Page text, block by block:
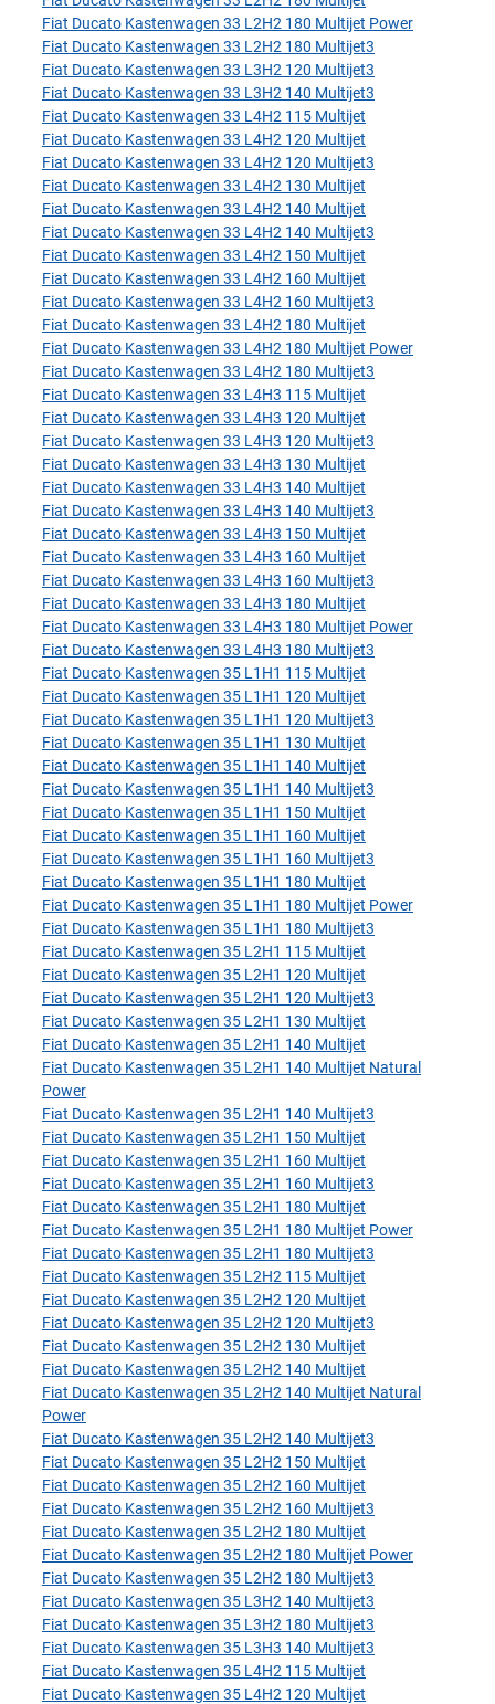
Fiat Ducato Kastenwagen 33 L2H2 180 Multijet Power
Fiat Ducato Kastenwagen 33 L2H2 180 Multijet3
Fiat Ducato Kastenwagen 33 L3H2 120 Multijet3
Fiat Ducato Kastenwagen 33 L3H2 140 Multijet3
Fiat Ducato Kastenwagen 33 L4H2 115 Multijet
Fiat Ducato Kastenwagen 33 L4H2 120 Multijet
Fiat Ducato Kastenwagen 33 L4H2 120 Multijet3
Fiat Ducato Kastenwagen 33 L4H2 130 Multijet
Fiat Ducato Kastenwagen 33 L4H2 140 Multijet
Fiat Ducato Kastenwagen 33 L4H2 140 Multijet3
Fiat Ducato Kastenwagen 33 L4H2 150 Multijet
Fiat Ducato Kastenwagen 33 L4H2 160 Multijet
Fiat Ducato Kastenwagen 33 L4H2 160 Multijet3
Fiat Ducato Kastenwagen 33 L4H2 180 Multijet
Fiat Ducato Kastenwagen 33 L4H2 180 Multijet Power
Fiat Ducato Kastenwagen 33 L4H2 180 Multijet3
Fiat Ducato Kastenwagen 33 L4H3 115 Multijet
Fiat Ducato Kastenwagen 33 L4H3 120 Multijet
Fiat Ducato Kastenwagen 33 L4H3 120 Multijet3
Fiat Ducato Kastenwagen 33 L4H3 130 Multijet
Fiat Ducato Kastenwagen 33 L4H3 140 Multijet
Fiat Ducato Kastenwagen 33 L4H3 140 Multijet3
Fiat Ducato Kastenwagen 33 L4H3 150 Multijet
Fiat Ducato Kastenwagen 33 L4H3 160 Multijet
Fiat Ducato Kastenwagen 33 L4H3 160 Multijet3
Fiat Ducato Kastenwagen 33 L4H3 180 Multijet
Fiat Ducato Kastenwagen 33 L4H3 180 Multijet Power
Fiat Ducato Kastenwagen 33 L4H3 180 Multijet3
Fiat Ducato Kastenwagen 35 L1H1 115 Multijet
Fiat Ducato Kastenwagen 35 L1H1 120 Multijet
Fiat Ducato Kastenwagen 35 L1H1 120 Multijet3
Fiat Ducato Kastenwagen 35 L1H1 130 Multijet
Fiat Ducato Kastenwagen 35 L1H1 140 Multijet
Fiat Ducato Kastenwagen 35 L1H1 140 Multijet3
Fiat Ducato Kastenwagen 35 L1H1 150 Multijet
Fiat Ducato Kastenwagen 35 L1H1 160 Multijet
Fiat Ducato Kastenwagen 35 L1H1 160 Multijet3
Fiat Ducato Kastenwagen 35 L1H1 180 Multijet
Fiat Ducato Kastenwagen 35 L1H1 180 Multijet Power
Fiat Ducato Kastenwagen 35 L1H1 180 Multijet3
Fiat Ducato Kastenwagen 35 L2H1 115 Multijet
Fiat Ducato Kastenwagen 35 L2H1 120 Multijet
Fiat Ducato Kastenwagen 35 L2H1 120 Multijet3
Fiat Ducato Kastenwagen 35 L2H1 130 Multijet
Fiat Ducato Kastenwagen 35 L2H1 140 Multijet
Fiat Ducato Kastenwagen 35 L2H1 140 Multijet Natural
Power
Fiat Ducato Kastenwagen 35 L2H1 140 Multijet3
Fiat Ducato Kastenwagen 35 L2H1 150 Multijet
Fiat Ducato Kastenwagen 35 L2H1 160 Multijet
Fiat Ducato Kastenwagen 35 L2H1 160 Multijet3
Fiat Ducato Kastenwagen 35 L2H1 180 Multijet
Fiat Ducato Kastenwagen 35 L2H1 180 Multijet Power
Fiat Ducato Kastenwagen 35 L2H1 180 Multijet3
Fiat Ducato Kastenwagen 35 L2H2 115 Multijet
Fiat Ducato Kastenwagen 35 L2H2 120 Multijet
Fiat Ducato Kastenwagen 35 L2H2 120 Multijet3
Fiat Ducato Kastenwagen 35 L2H2 130 Multijet
Fiat Ducato Kastenwagen 35 L2H2 140 Multijet
Fiat Ducato Kastenwagen 35 L2H2 140 Multijet Natural
Power
Fiat Ducato Kastenwagen 35 L2H2 140 Multijet3
Fiat Ducato Kastenwagen 35 L2H2 150 Multijet
Fiat Ducato Kastenwagen 35 L2H2 160 Multijet
Fiat Ducato Kastenwagen 35 L2H2 160 Multijet3
Fiat Ducato Kastenwagen 35 L2H2 180 Multijet
Fiat Ducato Kastenwagen 35 L2H2 180 Multijet Power
Fiat Ducato Kastenwagen 35 L2H2 180 Multijet3
Fiat Ducato Kastenwagen 35 L3H2 140 Multijet3
Fiat Ducato Kastenwagen 35 L3H2 180 Multijet3
Fiat Ducato Kastenwagen 35 L3H3 140 Multijet3
Fiat Ducato Kastenwagen 35 L4H2 115 Multijet
Fiat Ducato Kastenwagen 35 L4H2 120 Multijet